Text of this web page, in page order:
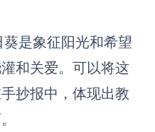
葵是象征阳光和希望
和关爱。可以将这
抄报中，体现出教